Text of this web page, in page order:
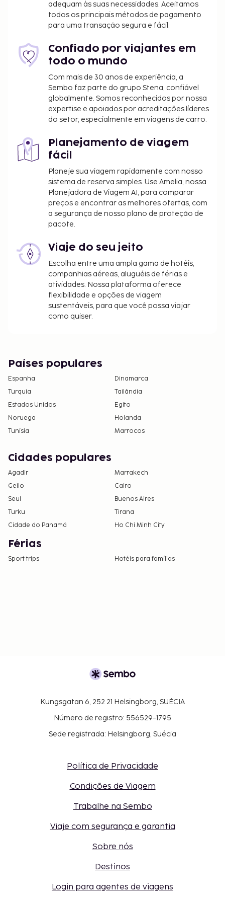
Este hotel. Há estacionamento no local. Há várias
opções de lazer e entretenimento ao seu dispor,
exterior e uma sala de fitness. O espaço inclui
também Wi-fi grátis e churrasqueiras. Para
recarregar baterias, dirija-se ao restaurante
dRelaxing 1 Bedroom Condo with Premium
Amenities by RedAwning.
O alojamento irá solicitar-lhe o pagamento dos
seguintes custos. Podem incluir os impostos
aplicáveis:
As taxas de limpeza variam consoante a
duração da estadia e a unidade
Incluímos todas as taxas que o alojamento nos
comunicou.
Tarifa de estacionamento: 35 USD por dia
Tarifa de estacionamento prolongado: 35 USD
A lista anterior pode não estar completa. As taxas e
os depósitos podem não incluir impostos e estão
sujeitos a alterações.
As crianças não pagam quando dormem no
quarto dos pais ou tutor, utilizando a(s) cama(s)
existentes.
adequam às suas necessidades. Aceitamos
todos os principais métodos de pagamento
para uma transação segura e fácil.
Confiado por viajantes em
todo o mundo
Com mais de 30 anos de experiência, a
Sembo faz parte do grupo Stena, confiável
globalmente. Somos reconhecidos por nossa
expertise e apoiados por acreditações líderes
do setor, especialmente em viagens de carro.
Planejamento de viagem
fácil
Planeje sua viagem rapidamente com nosso
sistema de reserva simples. Use Amelia, nossa
Planejadora de Viagem AI, para comparar
preços e encontrar as melhores ofertas, com
a segurança de nosso plano de proteção de
pacote.
Viaje do seu jeito
Escolha entre uma ampla gama de hotéis,
companhias aéreas, aluguéis de férias e
atividades. Nossa plataforma oferece
flexibilidade e opções de viagem
sustentáveis, para que você possa viajar
como quiser.
Países populares
Espanha
Dinamarca
Turquia
Tailândia
Estados Unidos
Egito
Noruega
Holanda
Tunísia
Marrocos
Cidades populares
Agadir
Marrakech
Geilo
Cairo
Seul
Buenos Aires
Turku
Tirana
Cidade do Panamá
Ho Chi Minh City
Férias
Sport trips Hotéis para famílias
Kungsgatan 6, 252 21 Helsingborg, SUÉCIA
Número de registro: 556529-1795
Sede registrada: Helsingborg, Suécia
Política de Privacidade
Condições de Viagem
Trabalhe na Sembo
Viaje com segurança e garantia
Sobre nós
Destinos
Login para agentes de viagens